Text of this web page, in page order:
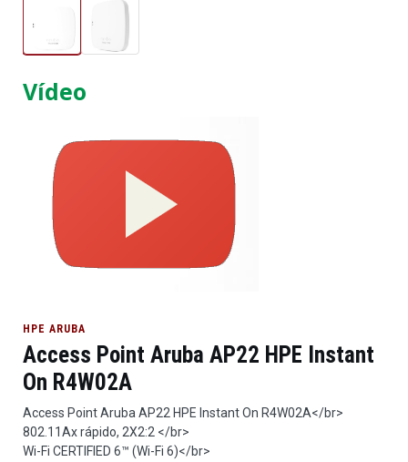
Vídeo
HPE ARUBA
Access Point Aruba AP22 HPE Instant
On R4W02A
Access Point Aruba AP22 HPE Instant On R4W02A</br>
802.11Ax rápido, 2X2:2 </br>
Wi-Fi CERTIFIED 6™ (Wi-Fi 6)</br>